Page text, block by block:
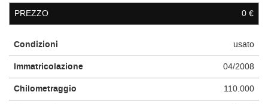
PREZZO 0 €
Condizioni usato
Immatricolazione 04/2008
Chilometraggio 110.000